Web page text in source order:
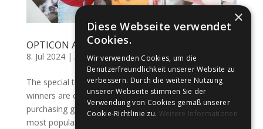
OPTICON Awards 2023
8. Jul 2024| Awards,Awards
The special thing about the OPTICON Award is that the
winners are chosen directly by the opticians in the
purchasing group. This is why the award is one of the
most popular prizes in the field of optometry every
×
Diese Webseite verwendet
Cookies.
Wir verwenden Cookies, um die
Benutzerfreundlichkeit unserer Website zu
verbessern. Durch die weitere Nutzung
unserer Webseite stimmen Sie der
Verwendung von Cookies gemäß unserer
Cookie-Richtlinie zu. Weitere Informationen